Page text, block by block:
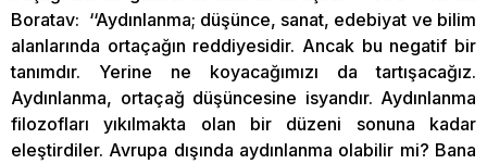
Boratav: ‘‘Aydınlanma; düşünce, sanat, edebiyat ve bilim
alanlarında ortaçağın reddiyesidir. Ancak bu negatif bir
tanımdır. Yerine ne koyacağımızı da tartışacağız.
Aydınlanma, ortaçağ düşüncesine isyandır. Aydınlanma
filozofları yıkılmakta olan bir düzeni sonuna kadar
eleştirdiler. Avrupa dışında aydınlanma olabilir mi? Bana